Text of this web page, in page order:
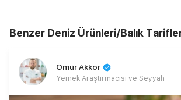
Benzer Deniz Ürünleri/Balık
Ömür Akkor
Yemek Araştırmacısı ve Seyyah